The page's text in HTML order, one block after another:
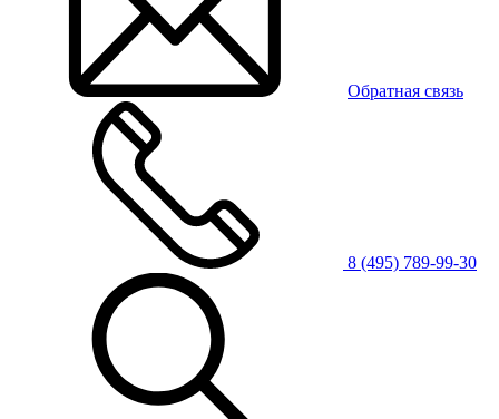
Обратная связь
8 (495) 789-99-30